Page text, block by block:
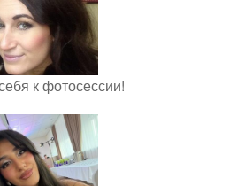
к фотосессии!